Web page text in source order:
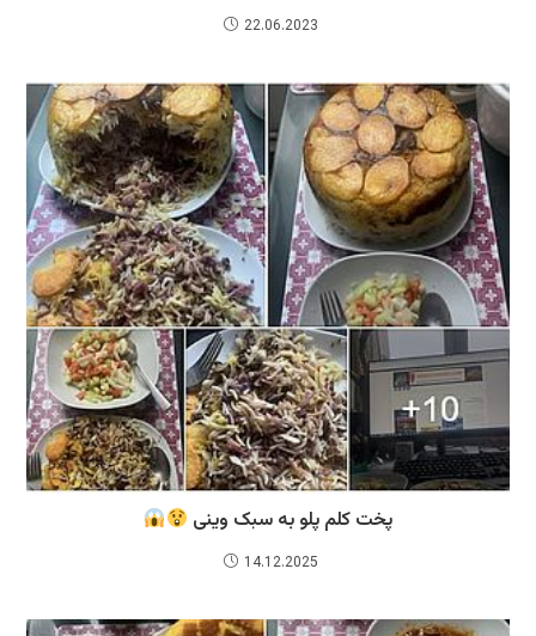
22.06.2023
پخت کلم پلو به سبک وینی
14.12.2025